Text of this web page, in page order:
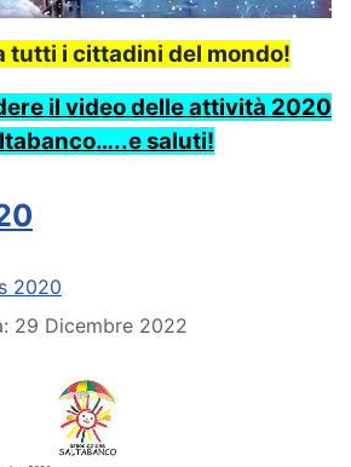
tutti i cittadini del mondo!
il video delle attività 2020
saluti!
2020
29 Dicembre 2022